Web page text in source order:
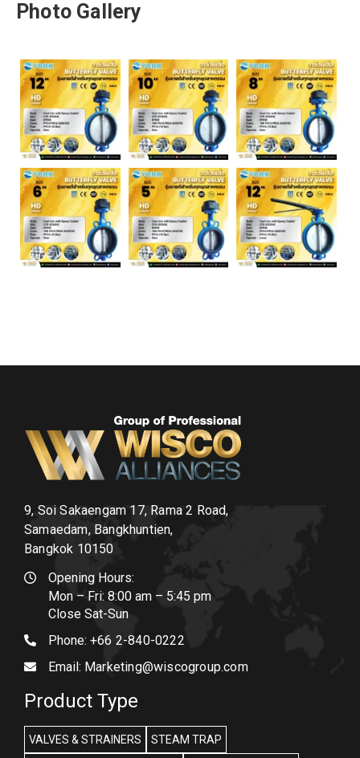
Photo Gallery
9, Soi Sakaengam 17, Rama 2 Road,
Samaedam, Bangkhuntien,
Bangkok 10150
Opening Hours:
Mon – Fri: 8:00 am – 5:45 pm
Close Sat-Sun
Phone: +66 2-840-0222
Email: Marketing@wiscogroup.com
Product Type
VALVES & STRAINERS STEAM TRAP